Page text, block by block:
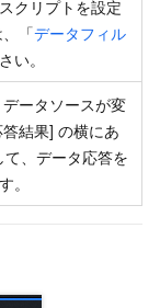
クリプトを設定
「データフィル
い。
ータソースが変
結果] の横にあ
、データ応答を
。